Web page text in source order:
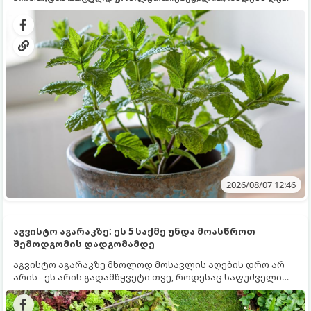
გრუნტში (ბაღში) დარგვისას ის ფესვებით ძალიან
სწრაფად ვრცელდება და სხვა მცენარეებს ავიწროებს.
კერძებისთვის.
2026/08/07 12:46
აგვისტო აგარაკზე: ეს 5 საქმე უნდა მოასწროთ
შემოდგომის დადგომამდე
აგვისტო აგარაკზე მხოლოდ მოსავლის აღების დრო არ
არის - ეს არის გადამწყვეტი თვე, როდესაც საფუძველი
ეყრება მომავალი წლის მოსავალს და ბაღი მზადდება
შემოდგომა-ზამთრის სეზონისთვის. იმისათვის, რომ